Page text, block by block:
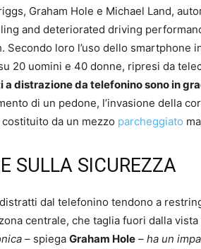
Graham Hole e Michael Land,
and deteriorated driving
Secondo loro l’uso dello smartphone
20 uomini e 40 donne, ripresi da
distrazione da telefonino sono in
di un pedone, l’invasione della
da un mezzo parcheggiato
SULLA SICUREZZA
dal telefonino tendono a
centrale, che taglia fuori dalla
– spiega Graham Hole – ha un